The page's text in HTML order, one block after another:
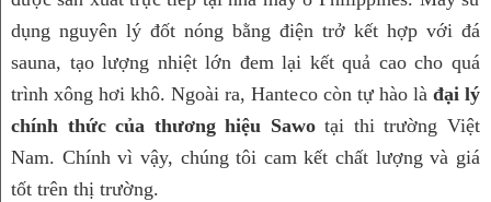
dụng nguyên lý đốt nóng bằng điện trở kết hợp với đá
sauna, tạo lượng nhiệt lớn đem lại kết quả cao cho quá
trình xông hơi khô. Ngoài ra, Hanteco còn tự hào là đại lý
chính thức của thương hiệu Sawo tại thi trường Việt
Nam. Chính vì vậy, chúng tôi cam kết chất lượng và giá
tốt trên thị trường.